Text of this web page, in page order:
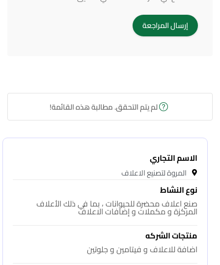
لم يتم التحقق. مطالبة هذه القائمة!
الاسم التجاري
المروة لتصنيع الاعلاف
نوع النشاط
صنع اعلاف محضرة للحيوانات ، بما في ذلك الأعلاف
المركزة و مكملات و إضافات الاعلاف
منتجات الشركه
اضافة للاعلاف و فيتامين و جلوتين